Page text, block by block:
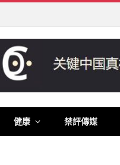
健康 禁評傳媒